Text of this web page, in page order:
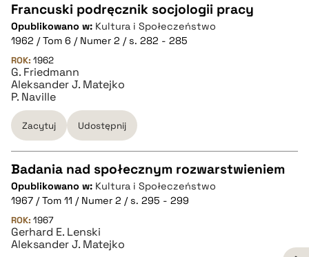
pobierz cytat
CZYSTY TEKST
pobierz cytat
Francuski podręcznik socjologii pracy
Opublikowano w: Kultura i Społeczeństwo
1962 / Tom 6 / Numer 2 / s. 282 - 285
ROK: 1962
G. Friedmann
Aleksander J. Matejko
P. Naville
Zacytuj Udostępnij
CZYSTY TEKST
pobierz cytat
Badania nad społecznym rozwarstwieniem
Opublikowano w: Kultura i Społeczeństwo
1967 / Tom 11 / Numer 2 / s. 295 - 299
ROK: 1967
Gerhard E. Lenski
Aleksander J. Matejko